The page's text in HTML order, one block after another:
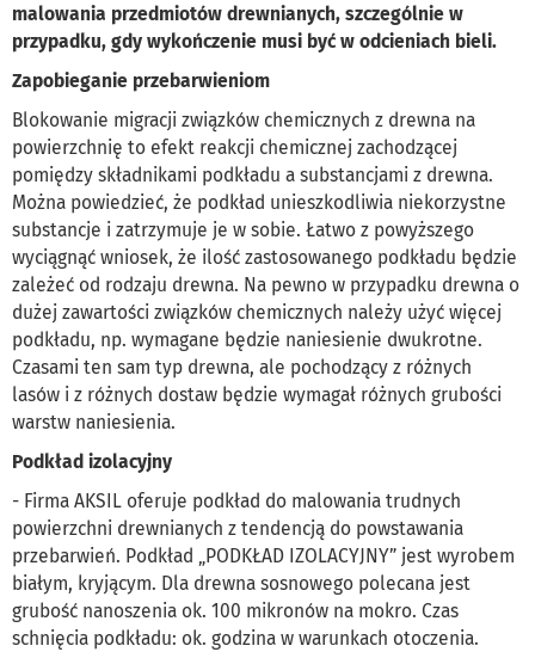
malowania przedmiotów drewnianych, szczególnie w
przypadku, gdy wykończenie musi być w odcieniach bieli.
Zapobieganie przebarwieniom
Blokowanie migracji związków chemicznych z drewna na
powierzchnię to efekt reakcji chemicznej zachodzącej
pomiędzy składnikami podkładu a substancjami z drewna.
Można powiedzieć, że podkład unieszkodliwia niekorzystne
substancje i zatrzymuje je w sobie. Łatwo z powyższego
wyciągnąć wniosek, że ilość zastosowanego podkładu będzie
zależeć od rodzaju drewna. Na pewno w przypadku drewna o
dużej zawartości związków chemicznych należy użyć więcej
podkładu, np. wymagane będzie naniesienie dwukrotne.
Czasami ten sam typ drewna, ale pochodzący z różnych
lasów i z różnych dostaw będzie wymagał różnych grubości
warstw naniesienia.
Podkład izolacyjny
- Firma AKSIL oferuje podkład do malowania trudnych
powierzchni drewnianych z tendencją do powstawania
przebarwień. Podkład „PODKŁAD IZOLACYJNY” jest wyrobem
białym, kryjącym. Dla drewna sosnowego polecana jest
grubość nanoszenia ok. 100 mikronów na mokro. Czas
schnięcia podkładu: ok. godzina w warunkach otoczenia.